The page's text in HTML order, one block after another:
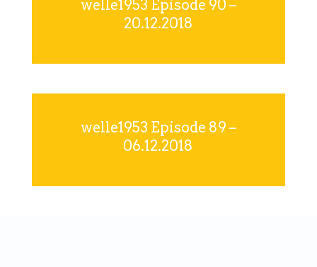
welle1953 Episode 90 –
20.12.2018
welle1953 Episode 89 –
06.12.2018